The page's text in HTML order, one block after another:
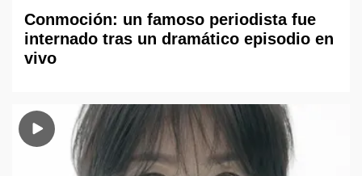
Conmoción: un famoso periodista fue
internado tras un dramático episodio en
vivo